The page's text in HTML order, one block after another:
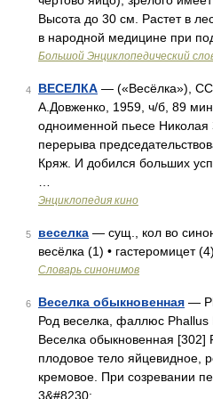
Высота до 30 см. Растет в
в народной медицине при
Большой Энциклопедический
4 ВЕСЕЛКА — («Весёлка»),
А.Довженко, 1959, ч/б, 89
одноименной пьесе Николая
перерыва
Кряж. И добился больших
Энциклопедия кино
5 веселка — сущ., кол во
весёлка (1) • гастеромицет
Словарь синонимов
6 Веселка обыкновенная —
Род веселка, фаллюс
Веселка обыкновенная
плодовое тело яйцевидное,
кремовое. При созревании
3&#8230; …